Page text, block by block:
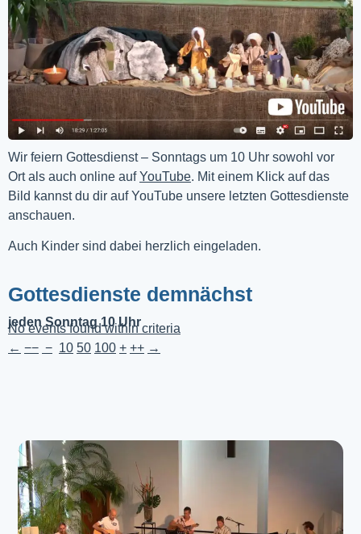
Wir feiern Gottesdienst – Sonntags um 10 Uhr sowohl vor
Ort als auch online auf YouTube. Mit einem Klick auf das
Bild kannst du dir auf YouTube unsere letzten Gottesdienste
anschauen.
Auch Kinder sind dabei herzlich eingeladen.
Gottesdienste demnächst
jeden Sonntag 10 Uhr
No events found within criteria
← −− − 10 50 100 + ++ →